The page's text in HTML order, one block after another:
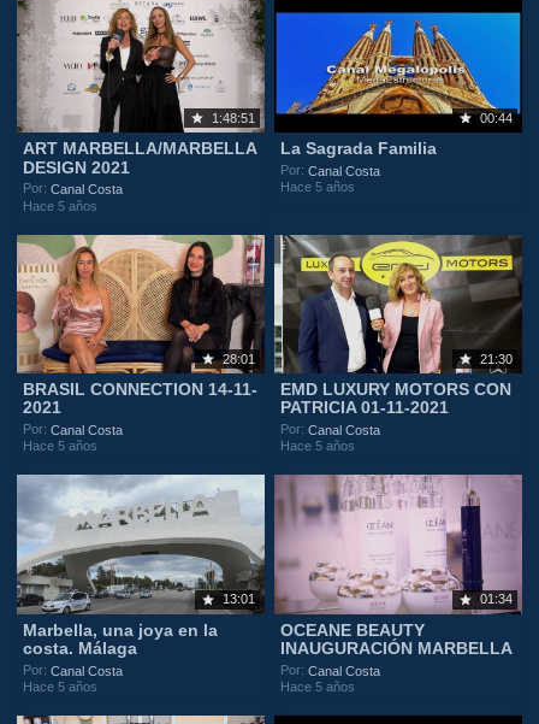
1:48:51
ART MARBELLA/MARBELLA
DESIGN 2021
Por:Canal Costa
Hace 5 años
00:44
La Sagrada Familia
Por:Canal Costa
Hace 5 años
28:01
BRASIL CONNECTION 14-11-
2021
Por:Canal Costa
Hace 5 años
21:30
EMD LUXURY MOTORS CON
PATRICIA 01-11-2021
Por:Canal Costa
Hace 5 años
13:01
Marbella, una joya en la
costa. Málaga
Por:Canal Costa
Hace 5 años
01:34
OCEANE BEAUTY
INAUGURACIÓN MARBELLA
Por:Canal Costa
Hace 5 años